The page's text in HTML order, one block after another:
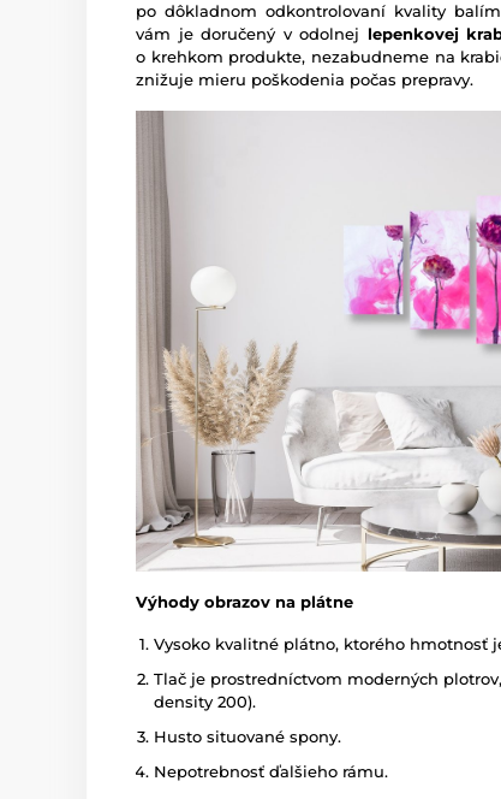
po dôkladnom odkontrolovaní kvality
vám je doručený v odolnej lepenkovej
o krehkom produkte, nezabudneme na
znižuje mieru poškodenia počas prepravy.
Výhody obrazov na plátne
Vysoko kvalitné plátno, ktorého hmotnosť
Tlač je prostredníctvom moderných
density 200).
Husto situované spony.
Nepotrebnosť ďalšieho rámu.